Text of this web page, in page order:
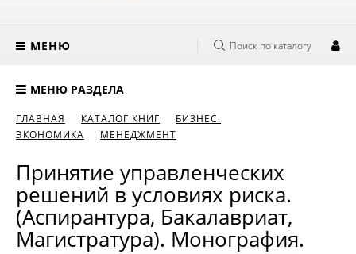
МЕНЮ Поиск по каталогу
МЕНЮ РАЗДЕЛА
ГЛАВНАЯ КАТАЛОГ КНИГ
БИЗНЕС.
ЭКОНОМИКА
МЕНЕДЖМЕНТ
Принятие управленческих
решений в условиях риска.
(Аспирантура, Бакалавриат,
Магистратура). Монография.